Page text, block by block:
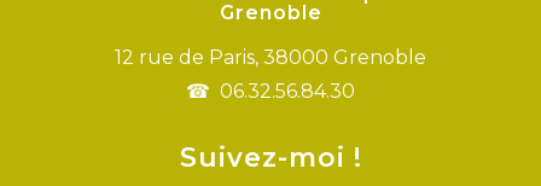
Grenoble
12 rue de Paris, 38000 Grenoble
06.32.56.84.30
Suivez-moi !